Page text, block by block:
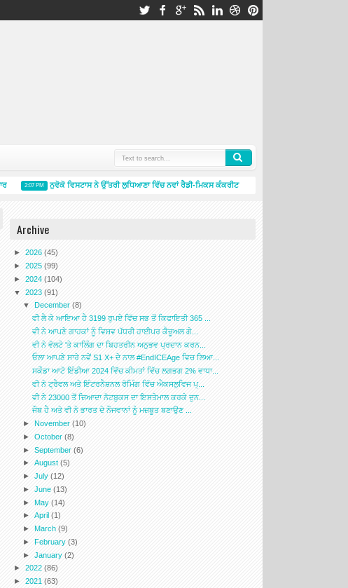
2:07 PM ਨੁਵੋਕੋ ਵਿਸਟਾਸ ਨੇ ਉੱਤਰੀ ਲੁਧਿਆਣਾ ਵਿੱਚ ਨਵਾਂ ਰੈਡੀ-ਮਿਕਸ ਕੰਕਰੀਟ ਪਲਾਂਟ ਸ਼ੁਰੂ ਕਰਕੇ ਲੁਧਿਆਣਾ ਵਿੱਚ ਆਪਣੀ
Archive
► 2026 (45)
► 2025 (99)
► 2024 (104)
▼ 2023 (91)
▼
December(8)
ਵੀ ਲੈ ਕੇ ਆਇਆ ਹੈ 3199 ਰੁਪਏ ਵਿੱਚ ਸਭ ਤੋਂ ਕਿਫਾਇਤੀ 365 ...
ਵੀ ਨੇ ਆਪਣੇ ਗਾਹਕਾਂ ਨੂੰ ਵਿਸ਼ਵ ਪੱਧਰੀ ਹਾਈਪਰ ਕੈਜ਼ੂਅਲ ਗੇ...
ਵੀ ਨੇ ਵੋਲਟੇ 'ਤੇ ਕਾਲਿੰਗ ਦਾ ਬਿਹਤਰੀਨ ਅਨੁਭਵ ਪ੍ਰਦਾਨ ਕਰਨ...
ਓਲਾ ਆਪਣੇ ਸਾਰੇ ਨਵੇਂ S1 X+ ਦੇ ਨਾਲ #EndICEAge ਵਿਚ ਲਿਆ...
ਸਕੌਡਾ ਆਟੋ ਇੰਡੀਆ 2024 ਵਿੱਚ ਕੀਮਤਾਂ ਵਿੱਚ ਲਗਭਗ 2% ਵਾਧਾ...
ਵੀ ਨੇ ਟ੍ਰੈਵਲ ਅਤੇ ਇੰਟਰਨੈਸ਼ਨਲ ਰੋਮਿੰਗ ਵਿੱਚ ਐਕਸਲੁਵਿਜ ਪ੍...
ਵੀ ਨੇ 23000 ਤੋਂ ਜ਼ਿਆਦਾ ਨੋਟਬੁਕਸ ਦਾ ਇਸਤੇਮਾਲ ਕਰਕੇ ਦੁਨ...
ਜੌਬ ਹੈ ਅਤੇ ਵੀ ਨੇ ਭਾਰਤ ਦੇ ਨੌਜਵਾਨਾਂ ਨੂੰ ਮਜ਼ਬੂਤ ਬਣਾਉਣ ...
► November(10)
►October(8)
►September(6)
►August(5)
►July(12)
►June(13)
►May(14)
►April(1)
► March(9)
►February(3)
►January(2)
► 2022 (86)
► 2021 (63)